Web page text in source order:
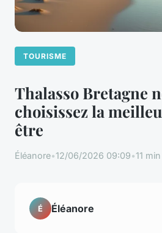
TOURISME
Thalasso Bretagne
choisissez la
être
Éléanore•12/06/2026 09:09•11
É Éléanore